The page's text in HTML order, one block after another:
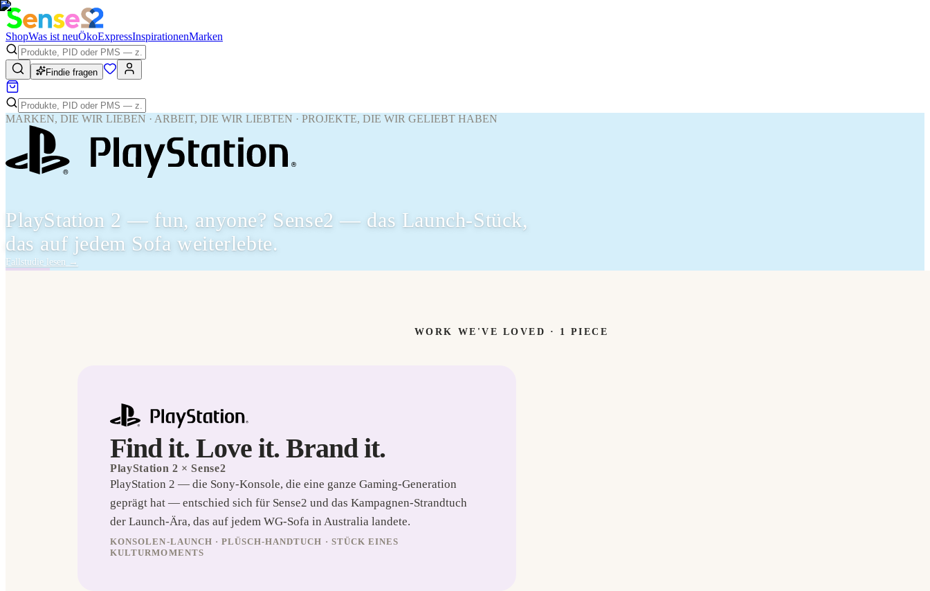
ShopWas ist neuÖkoExpressInspirationenMarken
Findie fragen
MARKEN, DIE WIR LIEBEN · ARBEIT, DIE WIR LIEBTEN · PROJEKTE, DIE WIR GELIEBT HABEN
PlayStation 2 — fun, anyone? Sense2 — das Launch-Stück,
das auf jedem Sofa weiterlebte.
Fallstudie lesen →
WORK WE'VE LOVED · 1 PIECE
Find it. Love it. Brand it.
PlayStation 2 × Sense2
PlayStation 2 — die Sony-Konsole, die eine ganze Gaming-Generation
geprägt hat — entschied sich für Sense2 und das Kampagnen-Strandtuch
der Launch-Ära, das auf jedem WG-Sofa in Australia landete.
KONSOLEN-LAUNCH · PLÜSCH-HANDTUCH · STÜCK EINES
KULTURMOMENTS